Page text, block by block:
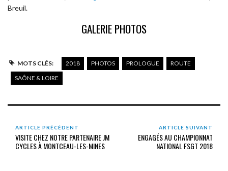
Breuil.
GALERIE PHOTOS
MOTS CLÉS: 2018 PHOTOS PROLOGUE
ROUTE
SAÔNE & LOIRE
ARTICLE PRÉCÉDENT
VISITE CHEZ NOTRE PARTENAIRE JM
CYCLES À MONTCEAU-LES-MINES
ARTICLE SUIVANT
ENGAGÉS AU CHAMPIONNAT
NATIONAL FSGT 2018